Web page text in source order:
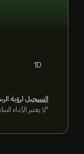
1D
التسجيل لرؤية
*لا يعتبر الأداء